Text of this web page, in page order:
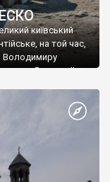
київський
на той час,
Володимиру
Василю ІІ, та
християнином.
Таврійського